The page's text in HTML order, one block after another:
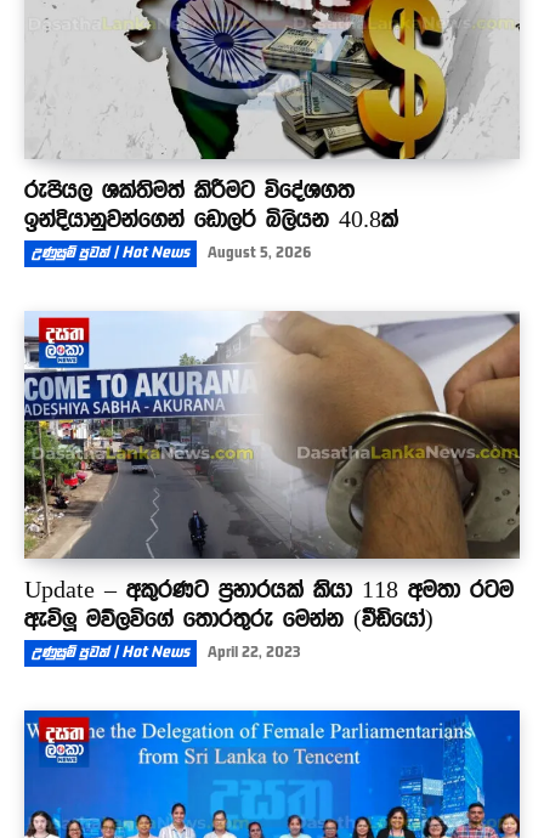
රුපියල ශක්තිමත් කිරීමට විදේශගත
ඉන්දියානුවන්ගෙන් ඩොලර් බිලියන 40.8ක්
උණුසුම් පුවත් | Hot News August 5, 2026
Update – අකුරණට ප්‍රහාරයක් කියා 118 අමතා රටම
ඇවිලූ මව්ලවිගේ තොරතුරු මෙන්න (වීඩියෝ)
උණුසුම් පුවත් | Hot News April 22, 2023